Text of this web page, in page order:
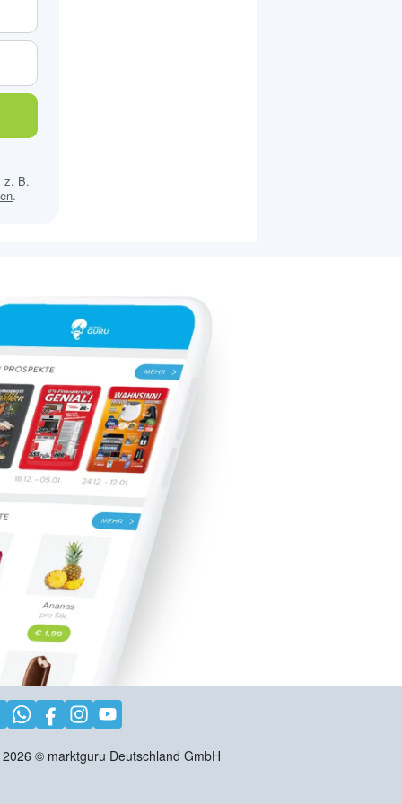
z. B.
.
2026 © marktguru Deutschland GmbH